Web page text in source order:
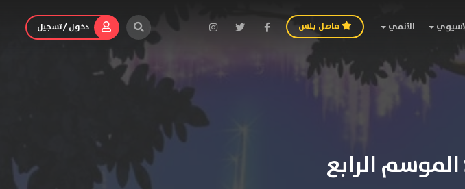
الأنمي فاصل بلس دخول / تسجيل